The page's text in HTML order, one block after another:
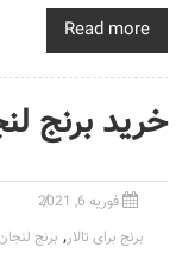
Read more
خرید برنج
فوریه 6, 2021
برنج برای تالار, برنج